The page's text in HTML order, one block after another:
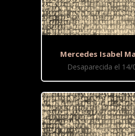
Mercedes Isabel
Desaparecida el 14/